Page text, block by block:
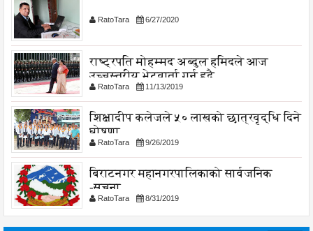
RatoTara 6/27/2020
राष्ट्रपति मोहम्मद अब्दुल हमिदले आज
उच्चस्तरीय भेटवार्ता गर्नु हुदै,
RatoTara 11/13/2019
शिक्षादीप कलेजले ५० लाखको छात्रवृद्धि दिने
घोषणा
RatoTara 9/26/2019
बिराटनगर महानगरपालिकाको सार्वजनिक
-सुचना
RatoTara 8/31/2019